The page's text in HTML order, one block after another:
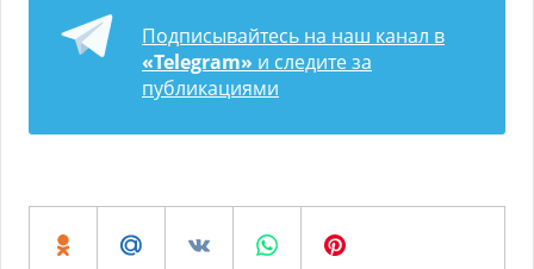
Подписывайтесь на наш канал в
«Telegram» и следите за
публикациями